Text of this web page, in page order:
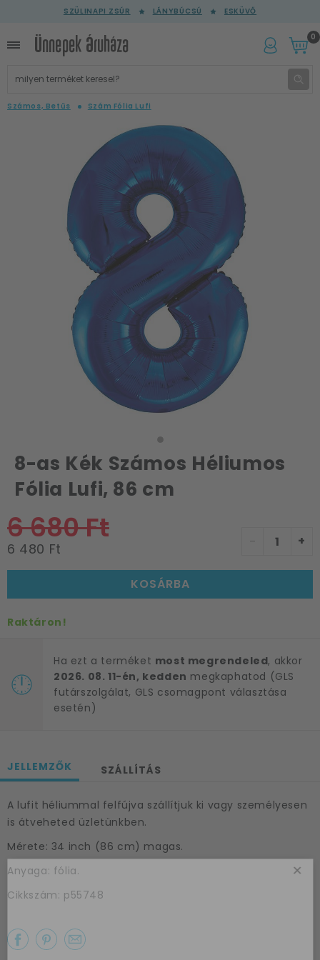
SZÜLINAPI ZSÚR LÁNYBÚCSÚ ESKÜVŐ
0
Számos, Betűs Szám Fólia Lufi
8-as Kék Számos Héliumos
Fólia Lufi, 86 cm
6 680 Ft
6 480 Ft +
KOSÁRBA
Raktáron!
Ha ezt a terméket most megrendeled, akkor
2026. 08. 11-én, kedden megkaphatod (GLS
futárszolgálat, GLS csomagpont választása
esetén)
JELLEMZŐK SZÁLLÍTÁS
A lufit héliummal felfújva szállítjuk ki vagy személyesen
is átveheted üzletünkben.
Mérete: 34 inch (86 cm) magas.
Anyaga: fólia.
Cikkszám: p55748
×